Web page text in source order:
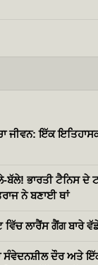
ਜੀਵਨ: ਇੱਕ
ਬੱਲੇ! ਭਾਰਤੀ ਟੈਨਿਸ ਦੇ
ਨੇ ਬਣਾਈ ਥਾਂ
ਲਾਰੈਂਸ ਗੈਂਗ ਬਾਰੇ
ਸੰਵੇਦਨਸ਼ੀਲ ਦੌਰ ਅਤੇ